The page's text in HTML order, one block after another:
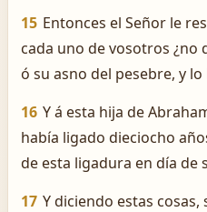
15 Entonces el Señor le
cada uno de vosotros ¿no
ó su asno del pesebre, y lo
16 Y á esta hija de
había ligado dieciocho
de esta ligadura en día de
17 Y diciendo estas